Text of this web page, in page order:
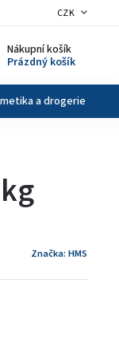
VÝMĚNA A VRÁCENÍ
CZK
Nákupní košík
Prázdný košík
a drogerie
Značka: HMS